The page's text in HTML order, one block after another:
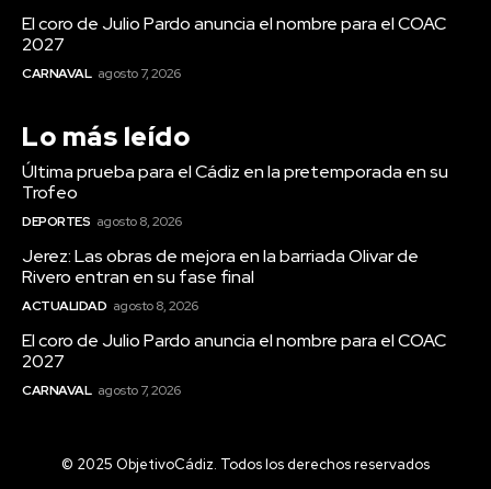
El coro de Julio Pardo anuncia el nombre para el COAC
2027
CARNAVAL agosto 7, 2026
Lo más leído
Última prueba para el Cádiz en la pretemporada en su
Trofeo
DEPORTES agosto 8, 2026
Jerez: Las obras de mejora en la barriada Olivar de
Rivero entran en su fase final
ACTUALIDAD agosto 8, 2026
El coro de Julio Pardo anuncia el nombre para el COAC
2027
CARNAVAL agosto 7, 2026
© 2025 ObjetivoCádiz. Todos los derechos reservados